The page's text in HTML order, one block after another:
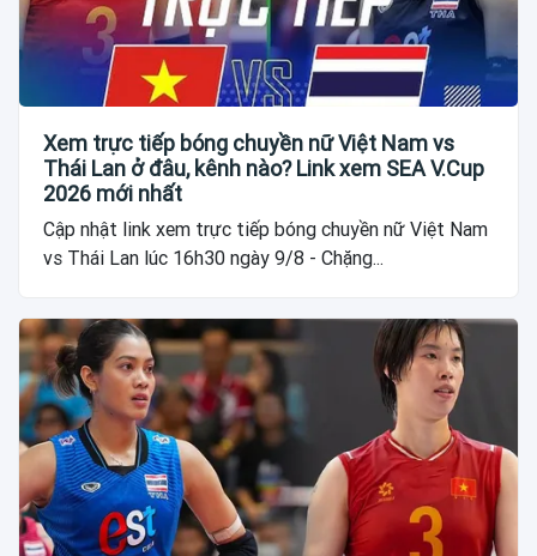
Xem trực tiếp bóng chuyền nữ Việt Nam vs
Thái Lan ở đâu, kênh nào? Link xem SEA V.Cup
2026 mới nhất
Cập nhật link xem trực tiếp bóng chuyền nữ Việt Nam
vs Thái Lan lúc 16h30 ngày 9/8 - Chặng...